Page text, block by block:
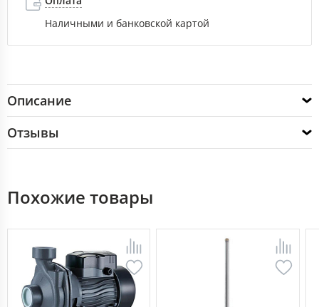
Наличными и банковской картой
Описание
Отзывы
Похожие товары